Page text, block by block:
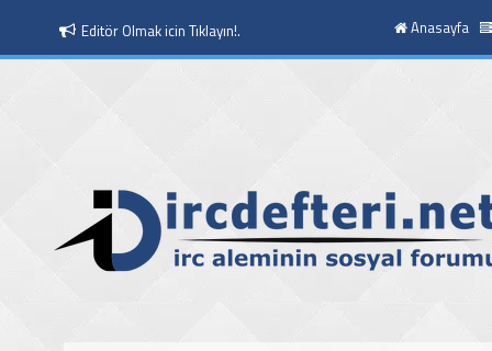
Editör Olmak icin Tıklayın!. Anasayfa